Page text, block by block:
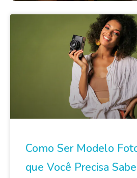
Como Ser Modelo
que Você Precisa